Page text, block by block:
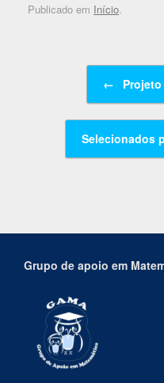
Publicado em Início.
Navegação de posts
←
Selecionados
Grupo de apoio em